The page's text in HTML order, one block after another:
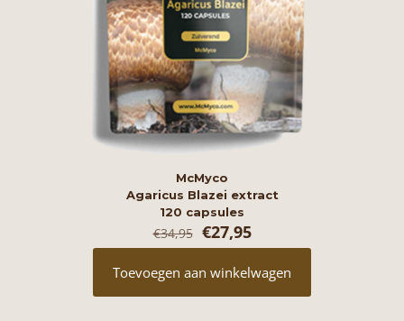
McMyco
Agaricus Blazei extract
120 capsules
€34,95 Oorspronkelijke
prijs
was:
€34,95.
€27,95Huidige
prijs
is:
€27,95.
Toevoegen aan winkelwagen